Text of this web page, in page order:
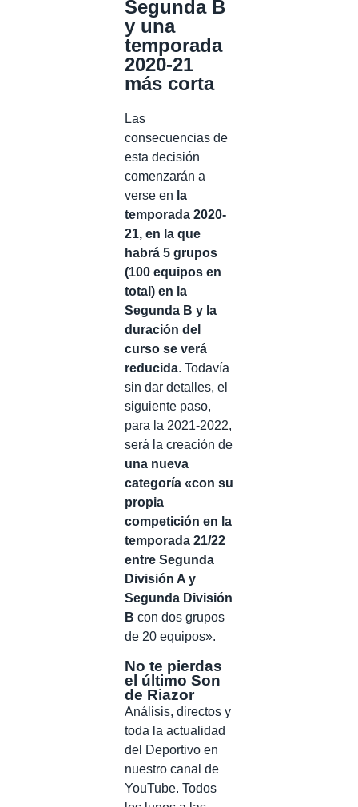
Segunda B
y una
temporada
2020-21
más corta
Las
consecuencias de
esta decisión
comenzarán a
verse en la
temporada 2020-
21, en la que
habrá 5 grupos
(100 equipos en
total) en la
Segunda B y la
duración del
curso se verá
reducida. Todavía
sin dar detalles, el
siguiente paso,
para la 2021-2022,
será la creación de
una nueva
categoría «con su
propia
competición en la
temporada 21/22
entre Segunda
División A y
Segunda División
B con dos grupos
de 20 equipos».
No te pierdas
el último Son
de Riazor
Análisis, directos y
toda la actualidad
del Deportivo en
nuestro canal de
YouTube. Todos